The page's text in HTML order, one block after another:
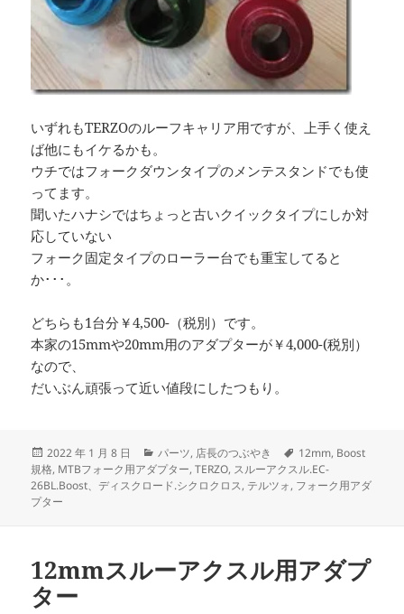
いずれもTERZOのルーフキャリア用ですが、上手く使え
ば他にもイケるかも。
ウチではフォークダウンタイプのメンテスタンドでも使
ってます。
聞いたハナシではちょっと古いクイックタイプにしか対
応していない
フォーク固定タイプのローラー台でも重宝してると
か･･･。
どちらも1台分￥4,500-（税別）です。
本家の15mmや20mm用のアダプターが￥4,000-(税別）
なので、
だいぶん頑張って近い値段にしたつもり。
投
稿
日:
2022 年 1 月 8 日
カ
テ
ゴ
パーツ, 店長のつぶやき
タ
グ
12mm, Boost
規格, MTBフォーク用アダプター,TERZO, スルーアクスル.EC-
26BL.Boost、ディスクロード.シクロクロス, テルツォ, フォーク用アダ
プター
12mmスルーアクスル用アダプ
ター